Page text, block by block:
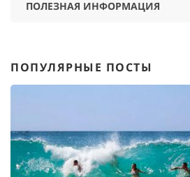
ПОЛЕЗНАЯ ИНФОРМАЦИЯ
ПОПУЛЯРНЫЕ ПОСТЫ